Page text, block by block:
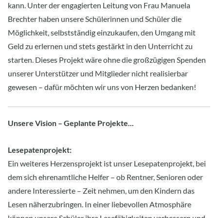
kann. Unter der engagierten Leitung von Frau Manuela
Brechter haben unsere Schülerinnen und Schüler die
Möglichkeit, selbstständig einzukaufen, den Umgang mit
Geld zu erlernen und stets gestärkt in den Unterricht zu
starten. Dieses Projekt wäre ohne die großzügigen Spenden
unserer Unterstützer und Mitglieder nicht realisierbar
gewesen – dafür möchten wir uns von Herzen bedanken!
Unsere Vision – Geplante Projekte...
Lesepatenprojekt:
Ein weiteres Herzensprojekt ist unser Lesepatenprojekt, bei
dem sich ehrenamtliche Helfer – ob Rentner, Senioren oder
andere Interessierte – Zeit nehmen, um den Kindern das
Lesen näherzubringen. In einer liebevollen Atmosphäre